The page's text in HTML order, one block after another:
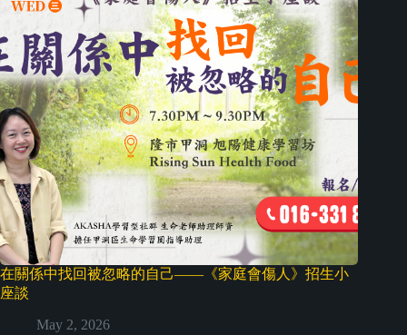
在關係中找回被忽略的自己——《家庭會傷人》招生小
座談
May 2, 2026